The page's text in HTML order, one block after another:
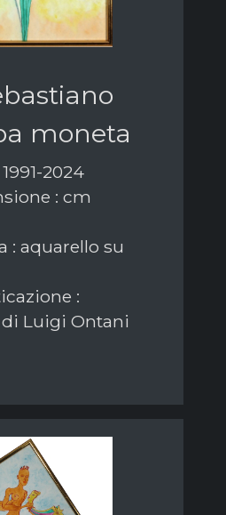
moneta
2024
: cm
: aquarello su
:
Luigi Ontani